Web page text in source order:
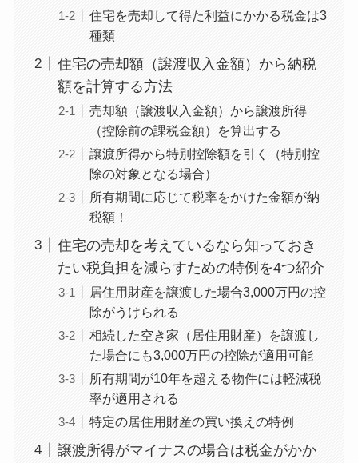
住宅を売却して得た利益にかかる税金は3
種類
住宅の売却額（譲渡収入金額）から納税
額を計算する方法
売却額（譲渡収入金額）から譲渡所得
（控除前の課税金額）を算出する
譲渡所得から特別控除額を引く（特別控
除の対象となる場合）
所有期間に応じて税率をかけた金額が納
税額！
住宅の売却を考えているなら知っておき
たい税負担を減らすための特例を4つ紹介
居住用財産を譲渡した場合3,000万円の控
除がうけられる
相続した空き家（居住用財産）を譲渡し
た場合にも3,000万円の控除が適用可能
所有期間が10年を超える物件には軽減税
率が適用される
特定の居住用財産の買い換えの特例
譲渡所得がマイナスの場合は税金がかか